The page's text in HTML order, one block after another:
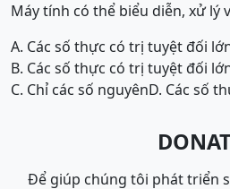
Máy tính có thể biểu diễn, xử lý
A. Các số thực có trị tuyệt đối
B. Các số thực có trị tuyệt đối
C. Chỉ các số nguyênD. Các số
Để giúp chúng tôi phát triển